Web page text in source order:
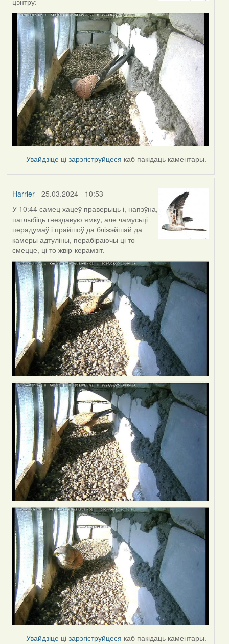
Увайдзіце цізарэгіструйцеся каб пакідаць каментары.
Harrier- 25.03.2024 - 10:53
У 10:44 самец хацеў праверыць і, напэўна,
паглыбіць гнездавую ямку, але чамусьці
перадумаў і прайшоў да бліжэйшай да
камеры адтуліны, перабіраючы ці то
смецце, ці то жвір-керамзіт.
Увайдзіце цізарэгіструйцеся каб пакідаць каментары.